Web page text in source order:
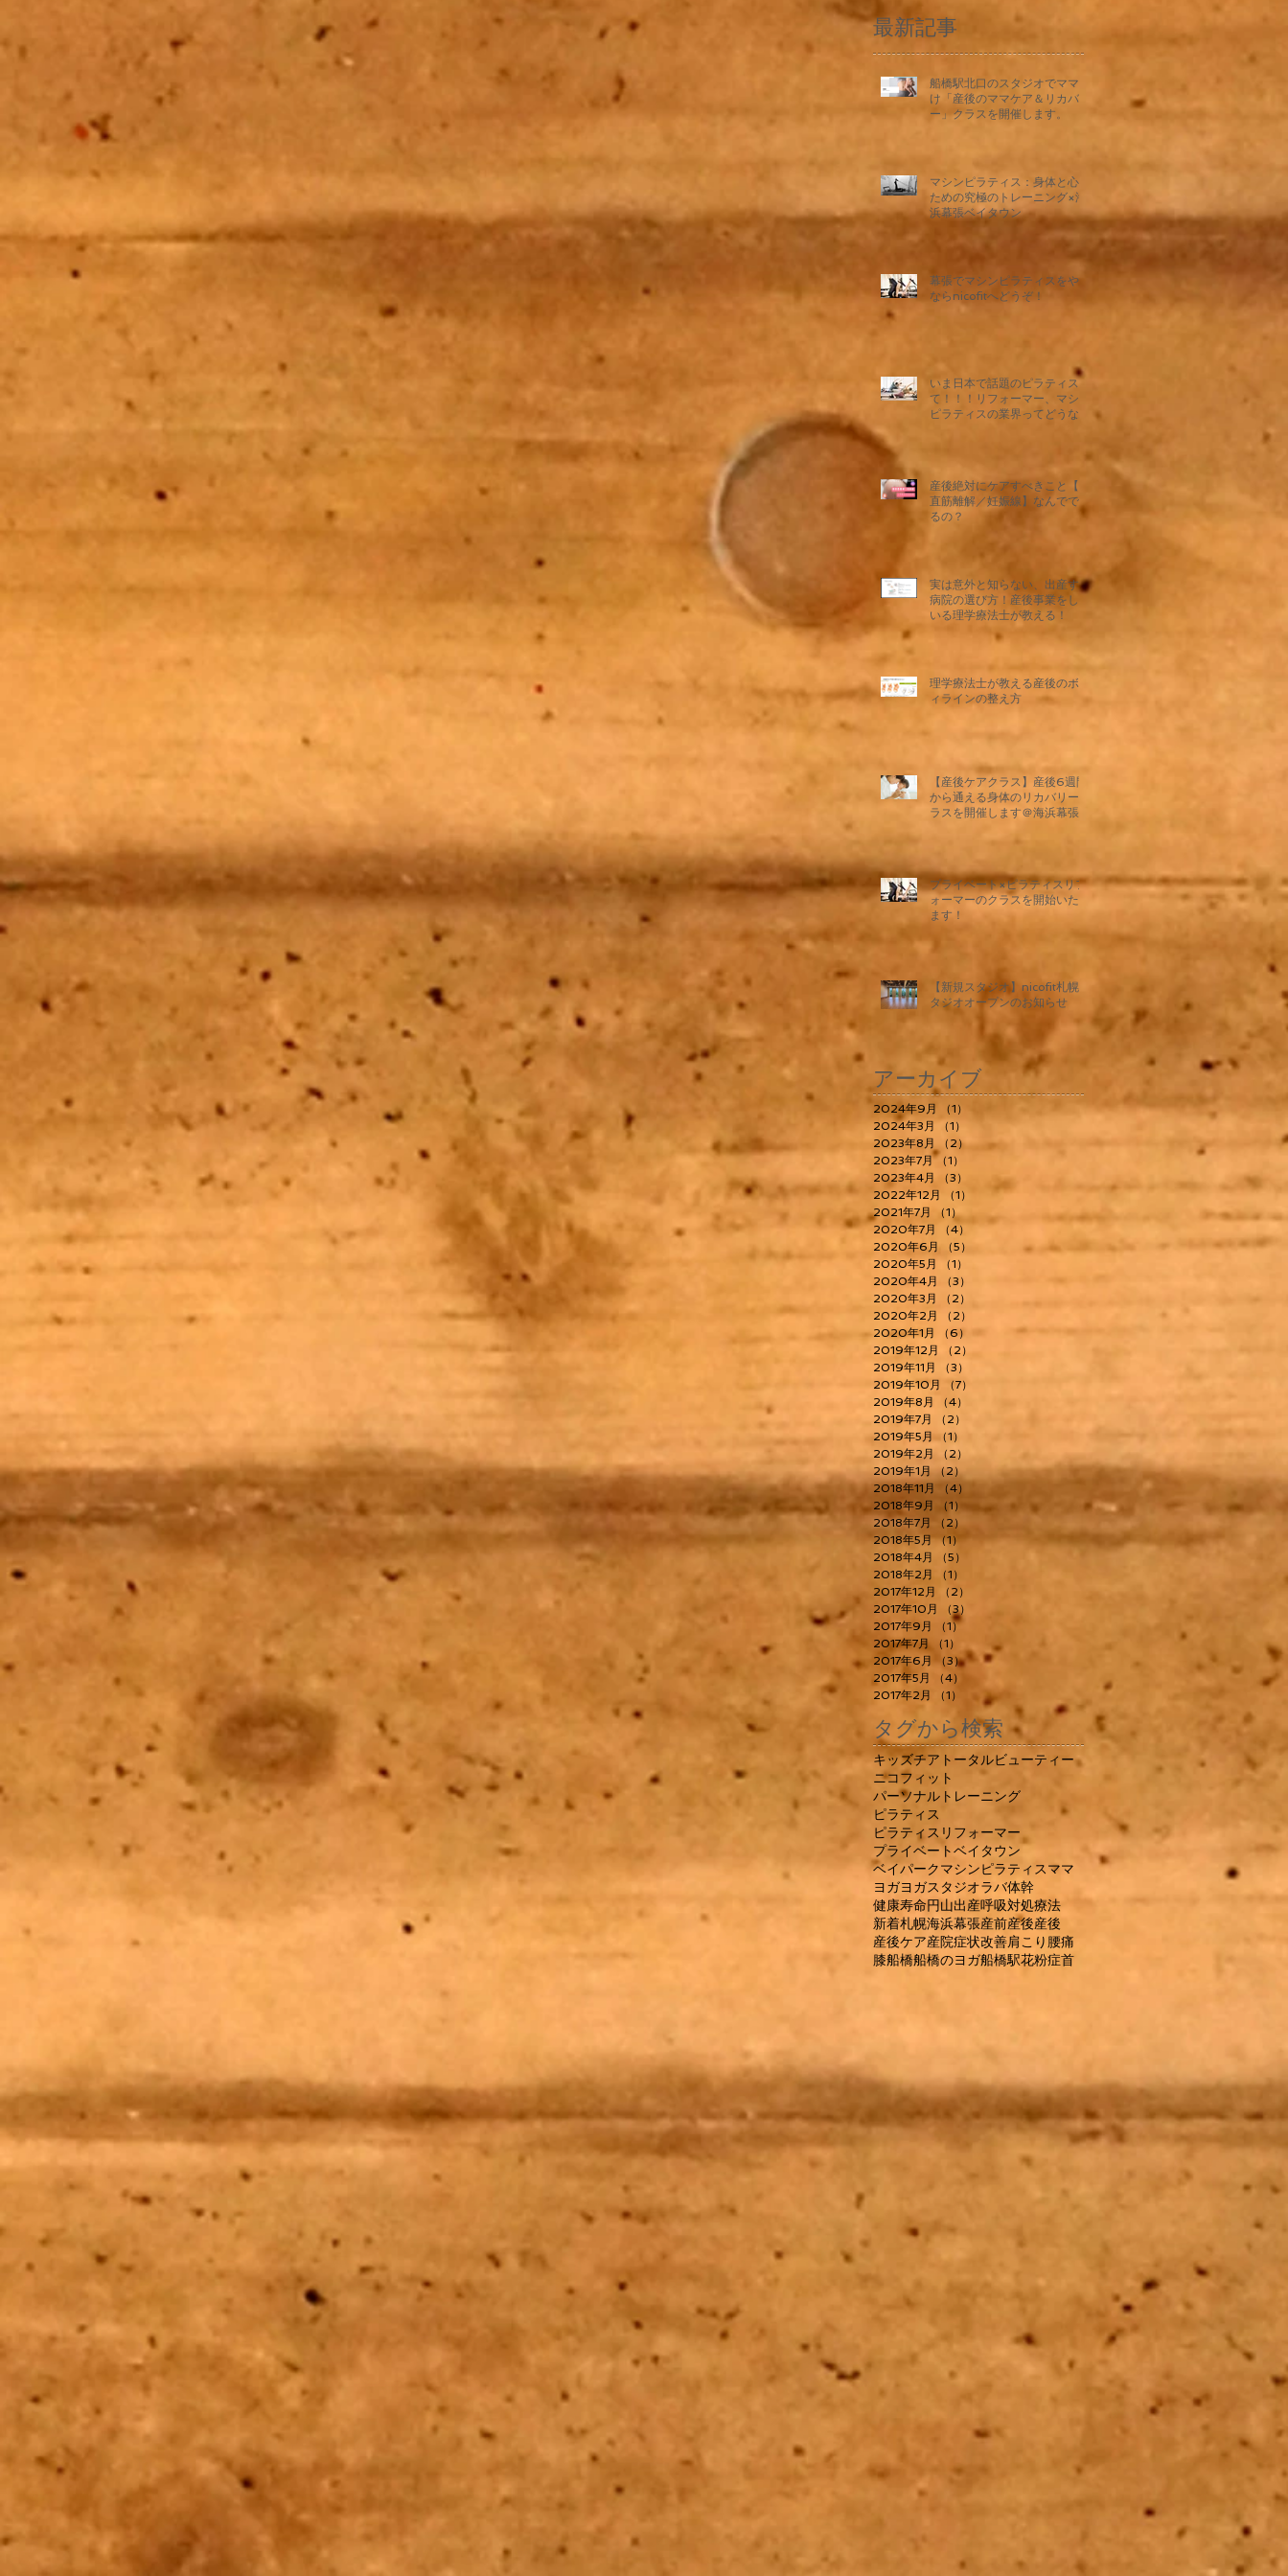
最新記事
船橋駅北口のスタジオでママ向
け「産後のママケア＆リカバリ
ー」クラスを開催します。
マシンピラティス：身体と心の
ための究極のトレーニング×海
浜幕張ベイタウン
幕張でマシンピラティスをやる
ならnicofitへどうぞ！
いま日本で話題のピラティスっ
て！！！リフォーマー、マシン
ピラティスの業界ってどうな
産後絶対にケアすべきこと【腹
直筋離解／妊娠線】なんででき
るの？
実は意外と知らない、出産する
病院の選び方！産後事業をして
いる理学療法士が教える！
理学療法士が教える産後のボデ
ィラインの整え方
【産後ケアクラス】産後6週間
から通える身体のリカバリーク
ラスを開催します＠海浜幕張ベ
プライベート×ピラティスリフ
ォーマーのクラスを開始いたし
ます！
【新規スタジオ】nicofit札幌ス
タジオオープンのお知らせ
アーカイブ
2024年9月 （1）
2024年3月
（1）
2023年8月
（2）2件の記事
2023年7月 （1）
2023年4月
（3）
3件の記事
2022年12月
（1）
1件の記事
2021年7月
（1）
2020年7月
（4）
2020年6月
（5）
2020年5月
（1）
2020年4月
（3）
2020年3月
（2）
2020年2月
（2）
2020年1月
（6）
6件の記事
2019年12月
（2）
2019年11月
（3）
2019年10月
（7）
2019年8月
（4）
2019年7月
（2）
2019年5月
（1）
2019年2月
（2）
2019年1月 （2）
2件の記事
2018年11月
（4）
2018年9月
（1）
1件の記事
2018年7月
（2）
2018年5月 （1）1件の記事
2018年4月
（5）
2018年2月
（1）
2017年12月
（2）
2017年10月
（3）
2017年9月
（1）
2017年7月
（1）
1件の記事
2017年6月
（3）3件の記事
2017年5月
（4）
2017年2月
（1） 1件の記事
タグから検索
キッズチア トータルビューティー
ニコフィット
パーソナルトレーニング
ピラティス
ピラティスリフォーマー
プライベートベイタウン
ベイパークマシンピラティスママ
ヨガヨガスタジオラバ体幹
健康寿命円山出産呼吸対処療法
新着札幌海浜幕張産前産後産後
産後ケア産院症状改善肩こり 腰痛
膝船橋船橋のヨガ船橋駅花粉症首